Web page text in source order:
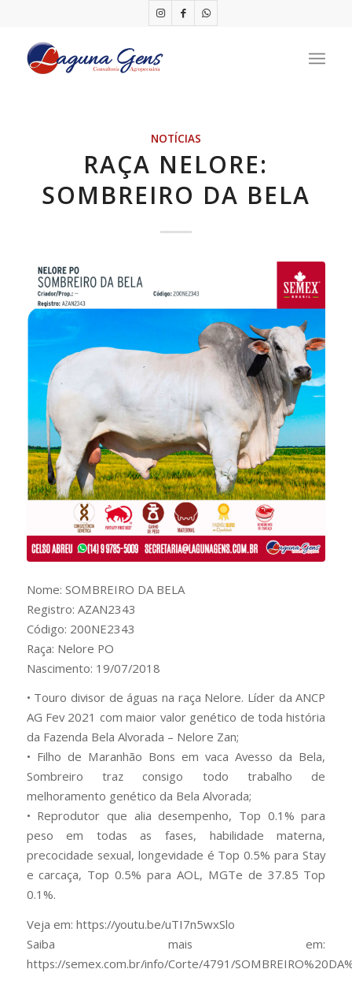
NOTÍCIAS
RAÇA NELORE:
SOMBREIRO DA BELA
Nome: SOMBREIRO DA BELA
Registro: AZAN2343
Código: 200NE2343
Raça: Nelore PO
Nascimento: 19/07/2018
• Touro divisor de águas na raça Nelore. Líder da ANCP
AG Fev 2021 com maior valor genético de toda história
da Fazenda Bela Alvorada – Nelore Zan;
• Filho de Maranhão Bons em vaca Avesso da Bela,
Sombreiro traz consigo todo trabalho de
melhoramento genético da Bela Alvorada;
• Reprodutor que alia desempenho, Top 0.1% para
peso em todas as fases, habilidade materna,
precocidade sexual, longevidade é Top 0.5% para Stay
e carcaça, Top 0.5% para AOL, MGTe de 37.85 Top
0.1%.
Veja em: https://youtu.be/uTI7n5wxSlo
Saiba mais em:
https://semex.com.br/info/Corte/4791/